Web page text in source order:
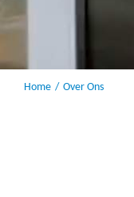
Home Over Ons